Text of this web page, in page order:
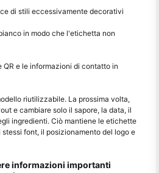
di stili eccessivamente decorativi
in modo che l'etichetta non
QR e le informazioni di contatto in
riutilizzabile. La prossima volta,
e cambiare solo il sapore, la data, il
ingredienti. Ciò mantiene le etichette
font, il posizionamento del logo e
informazioni importanti